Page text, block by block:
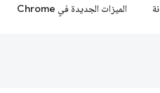
الميزات الجديدة في Chrome